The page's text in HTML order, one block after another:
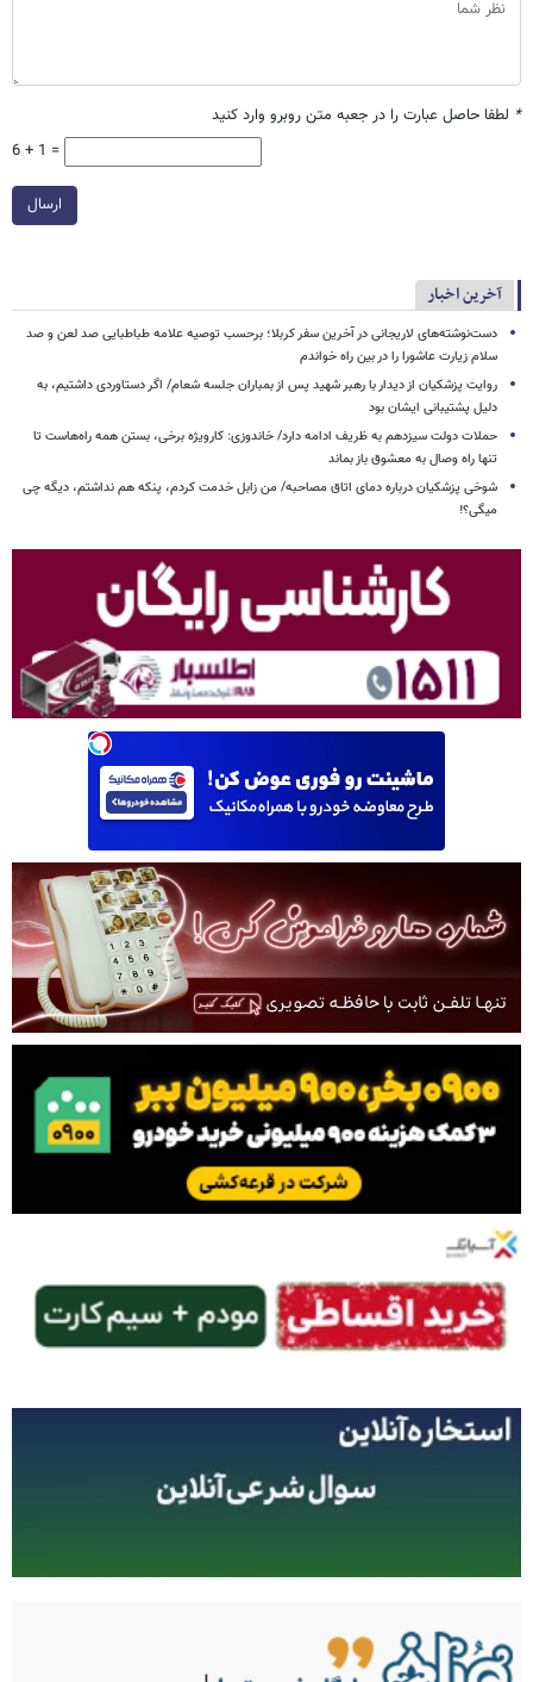
* لطفا حاصل عبارت را در جعبه متن روبرو وارد کنید
6 + 1 =
ارسال
آخرین اخبار
دست‌نوشته‌های لاریجانی در آخرین سفر کربلا؛ برحسب توصیه علامه طباطبایی صد لعن و صد
سلام زیارت عاشورا را در بین راه خواندم
روایت پزشکیان از دیدار با رهبر شهید پس از بمباران جلسه شعام/ اگر دستاوردی داشتیم، به
دلیل پشتیبانی ایشان بود
حملات دولت سیزدهم به ظریف ادامه دارد/ خاندوزی: کارویژه برخی، بستن همه راه‌هاست تا
تنها راه وصال به معشوق باز بماند
شوخی پزشکیان درباره دمای اتاق مصاحبه/ من زابل خدمت کردم، پنکه هم نداشتم، دیگه چی
میگی؟!